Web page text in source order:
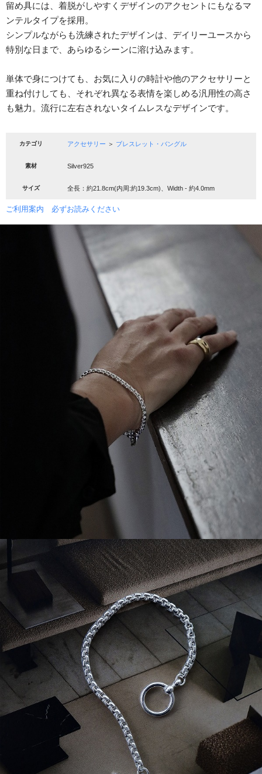
留め具には、着脱がしやすくデザインのアクセントにもなるマ
ンテルタイプを採用。
シンプルながらも洗練されたデザインは、デイリーユースから
特別な日まで、あらゆるシーンに溶け込みます。
単体で身につけても、お気に入りの時計や他のアクセサリーと
重ね付けしても、それぞれ異なる表情を楽しめる汎用性の高さ
も魅力。流行に左右されないタイムレスなデザインです。
カテゴリ アクセサリー ＞ ブレスレット・バングル
素材 Silver925
サイズ 全長：約21.8cm(内周:約19.3cm)、Width - 約4.0mm
ご利用案内 必ずお読みください